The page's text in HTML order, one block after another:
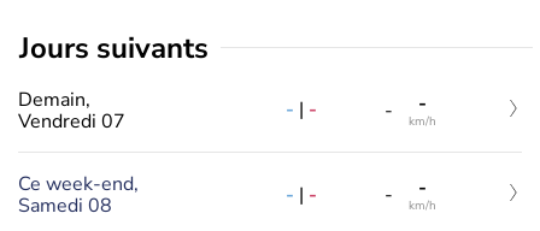
jours suivants
Demain,
Vendredi 07
- | - - -
km/h
Ce week-end,
Samedi 08
- | - - -
km/h